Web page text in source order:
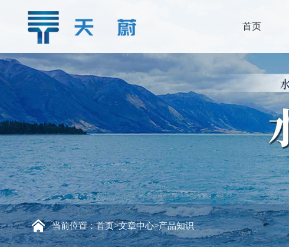
首页
当前位置：首页>文章中心>产品知识